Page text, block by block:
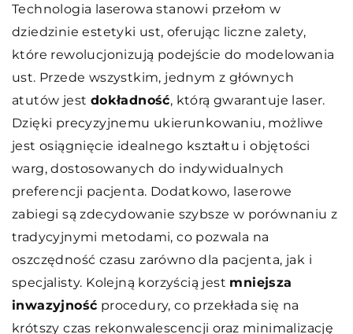
Technologia laserowa stanowi przełom w
dziedzinie estetyki ust, oferując liczne zalety,
które rewolucjonizują podejście do modelowania
ust. Przede wszystkim, jednym z głównych
atutów jest dokładność, którą gwarantuje laser.
Dzięki precyzyjnemu ukierunkowaniu, możliwe
jest osiągnięcie idealnego kształtu i objętości
warg, dostosowanych do indywidualnych
preferencji pacjenta. Dodatkowo, laserowe
zabiegi są zdecydowanie szybsze w porównaniu z
tradycyjnymi metodami, co pozwala na
oszczędność czasu zarówno dla pacjenta, jak i
specjalisty. Kolejną korzyścią jest mniejsza
inwazyjność procedury, co przekłada się na
krótszy czas rekonwalescencji oraz minimalizację